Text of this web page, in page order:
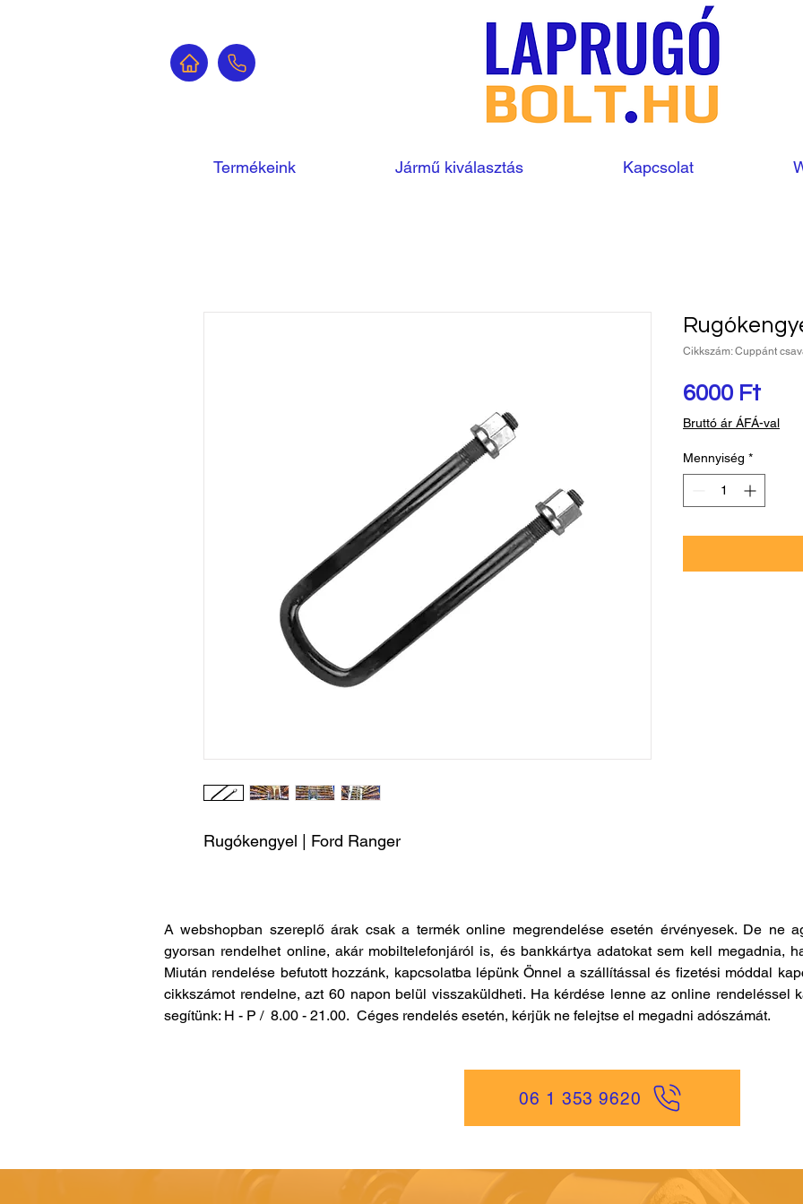
Termékeink Jármű kiválasztás Kapcsolat
Rugókengyel | Ford Ranger
Cikkszám: Cuppánt
6000 FtÁr
Bruttó ár ÁFÁ-val
Mennyiség *
A webshopban szereplő árak csak a termék online megrendelése esetén érvényesek. De ne
gyorsan rendelhet online, akár mobiltelefonjáról is, és bankkártya adatokat sem kell megadnia,
Miután rendelése befutott hozzánk, kapcsolatba lépünk Önnel a szállítással és fizetési móddal
cikkszámot rendelne, azt 60 napon belül visszaküldheti. Ha kérdése lenne az online rendeléssel
segítünk: H - P / 8.00 - 21.00. Céges rendelés esetén, kérjük ne felejtse el megadni adószámát.
06 1 353 9620